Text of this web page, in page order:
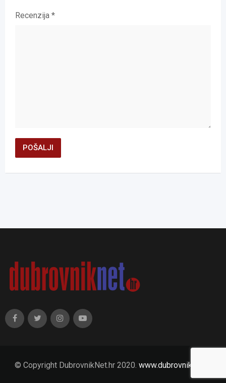
Recenzija *
© Copyright DubrovnikNet.hr 2020. www.dubrovniknet.hr